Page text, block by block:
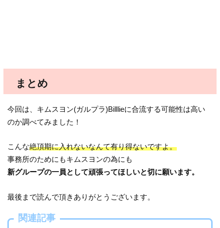
まとめ
今回は、キムスヨン(ガルプラ)Billlieに合流する可能性は高い
のか調べてみました！
こんな絶頂期に入れないなんて有り得ないですよ。
事務所のためにもキムスヨンの為にも
新グループの一員として頑張ってほしいと切に願います。
最後まで読んで頂きありがとうございます。
関連記事